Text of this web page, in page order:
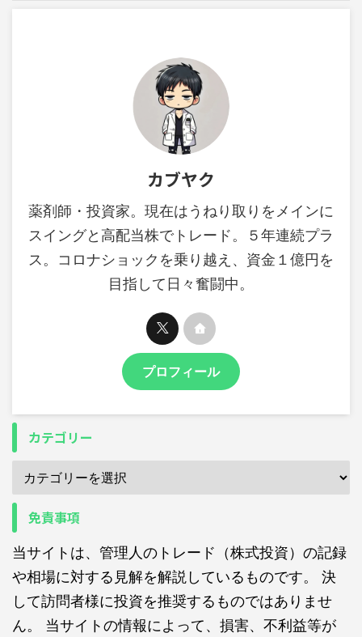
カブヤク
薬剤師・投資家。現在はうねり取りをメインに
スイングと高配当株でトレード。５年連続プラ
ス。コロナショックを乗り越え、資金１億円を
目指して日々奮闘中。
プロフィール
カテゴリー
免責事項
当サイトは、管理人のトレード（株式投資）の記録
や相場に対する見解を解説しているものです。 決
して訪問者様に投資を推奨するものではありませ
ん。 当サイトの情報によって、損害、不利益等が